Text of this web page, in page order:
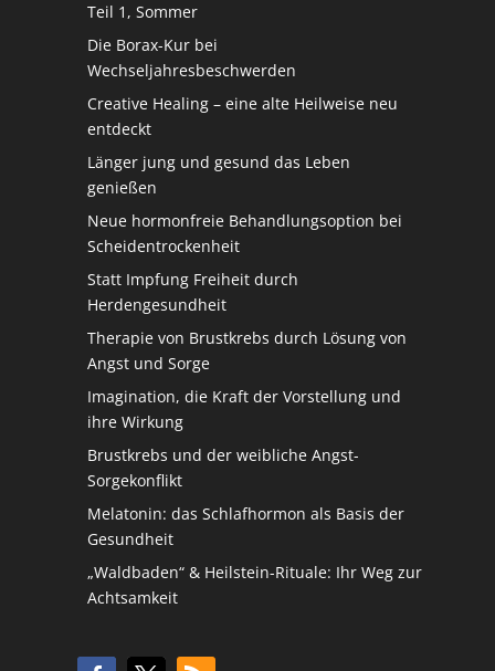
Teil 1, Sommer
Die Borax-Kur bei
Wechseljahresbeschwerden
Creative Healing – eine alte Heilweise neu
entdeckt
Länger jung und gesund das Leben
genießen
Neue hormonfreie Behandlungsoption bei
Scheidentrockenheit
Statt Impfung Freiheit durch
Herdengesundheit
Therapie von Brustkrebs durch Lösung von
Angst und Sorge
Imagination, die Kraft der Vorstellung und
ihre Wirkung
Brustkrebs und der weibliche Angst-
Sorgekonflikt
Melatonin: das Schlafhormon als Basis der
Gesundheit
„Waldbaden“ & Heilstein-Rituale: Ihr Weg zur
Achtsamkeit